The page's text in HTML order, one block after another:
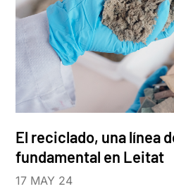
El reciclado, una línea
fundamental en Leitat
17 MAY 24